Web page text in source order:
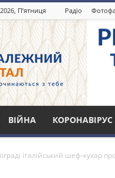
П’ятниця Радіо
ВІЙНА КОРОНАВІРУС
італійський шеф-кухар